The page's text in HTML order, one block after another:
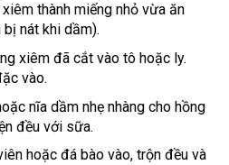
thành miếng nhỏ vừa ăn
nát khi dầm).
xiêm đã cắt vào tô hoặc ly.
vào.
nĩa dầm nhẹ nhàng cho hồng
đều với sữa.
hoặc đá bào vào, trộn đều và